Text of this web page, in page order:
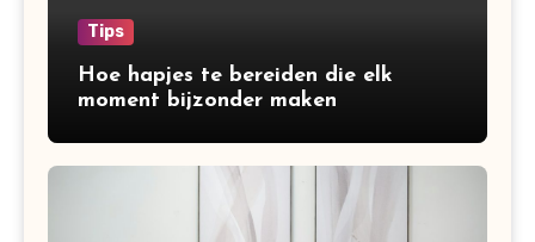
Tips
Hoe hapjes te bereiden die elk
moment bijzonder maken